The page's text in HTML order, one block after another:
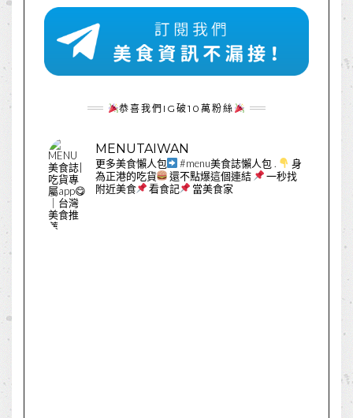
恭喜我們IG破10萬粉絲
MENUTAIWAN
更多美食懶人包 #menu美食誌懶人包 .
身
為正港的吃貨
還不點爆這個連結
一秒找
附近美食
看食記 當美食家